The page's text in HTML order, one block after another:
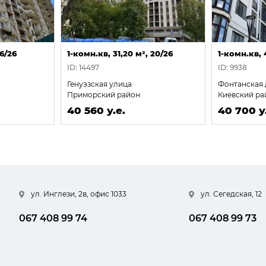
26 1-комн.кв, 31,20 м², 20/26
ID: 14497
Генуэзская улица
Приморский район
40 560 у.е.
1-комн.кв,
ID: 9938
Фонтанская
Киевский
40 700
ул. Инглези, 2в, офис 1033
067 408 99 74
ул. Сегедская, 12
067 408 99 73